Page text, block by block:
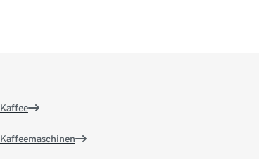
Kaffee
Kaffeemaschinen